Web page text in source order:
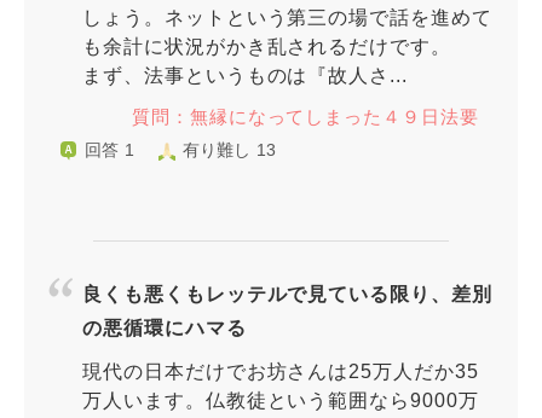
しょう。ネットという第三の場で話を進めて
も余計に状況がかき乱されるだけです。
まず、法事というものは『故人さ...
質問：無縁になってしまった４９日法要
回答 1 有り難し 13
良くも悪くもレッテルで見ている限り、差別
の悪循環にハマる
現代の日本だけでお坊さんは25万人だか35
万人います。仏教徒という範囲なら9000万